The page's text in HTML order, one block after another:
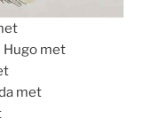
Hugo met
met